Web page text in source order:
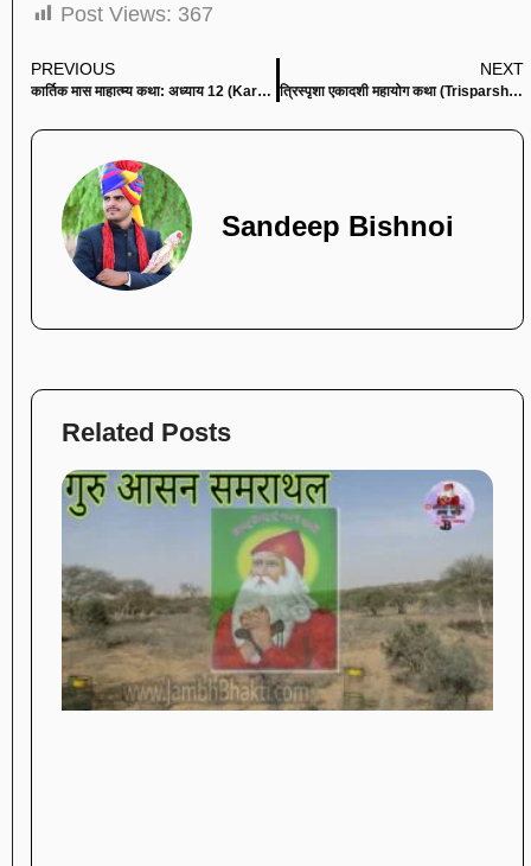
Post Views: 367
PREVIOUS
कार्तिक मास माहात्म्य कथा: अध्याय 12 (Kartik Mas Mahatmya Katha: Adhyaya 12)
NEXT
त्रिस्पृशा एकादशी महायोग कथा (Trisparsha Ekadashi Mahayog Katha)
Sandeep Bishnoi
Related Posts